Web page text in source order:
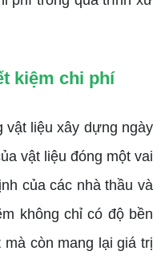
kiệm chi phí
liệu xây dựng ngày
vật liệu đóng một vai
của các nhà thầu và
không chỉ có độ bền
còn mang lại giá trị